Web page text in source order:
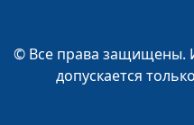
Отец
© Все права защищены.
допускается